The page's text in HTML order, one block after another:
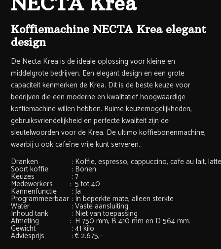
Koffiemachine NECTA Krea elegant
design
De Necta Krea is de ideale oplossing voor kleine en
middelgrote bedrijven. Een elegant design en een grote
capaciteit kenmerken de Krea. Dit is de beste keuze voor
bedrijven die een moderne en kwalitatief hoogwaardige
koffiemachine willen hebben. Ruime keuzemogelijkheden,
gebruiksvriendelijkheid en perfecte kwaliteit zijn de
sleutelwoorden voor de Krea. De ultimo koffiebonenmachine,
waarbij u ook cafeïne vrije kunt serveren.
Dranken
: Koffie, espresso, cappuccino, cafe au lait,
Soort koffie : Bonen
Keuzes : 7
Medewerkers : 5 tot 40
Kannenfunctie : Ja
Programmeerbaar : In beperkte mate, alleen sterkte
Water : Vaste aansluiting
Inhoud tank : Niet van toepassing
Afmeting : H 750 mm, B 410 mm en D 564 mm.
Gewicht : 41 kilo
Adviesprijs :€ 2.675,-